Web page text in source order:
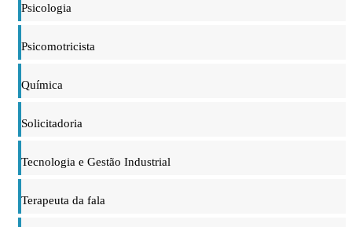
Psicologia
Psicomotricista
Química
Solicitadoria
Tecnologia e Gestão Industrial
Terapeuta da fala